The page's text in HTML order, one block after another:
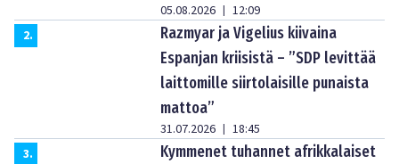
05.08.2026 | 12:09
2.
Razmyar ja Vigelius kiivaina
Espanjan kriisistä – ”SDP levittää
laittomille siirtolaisille punaista
mattoa”
31.07.2026 | 18:45
3.
Kymmenet tuhannet afrikkalaiset